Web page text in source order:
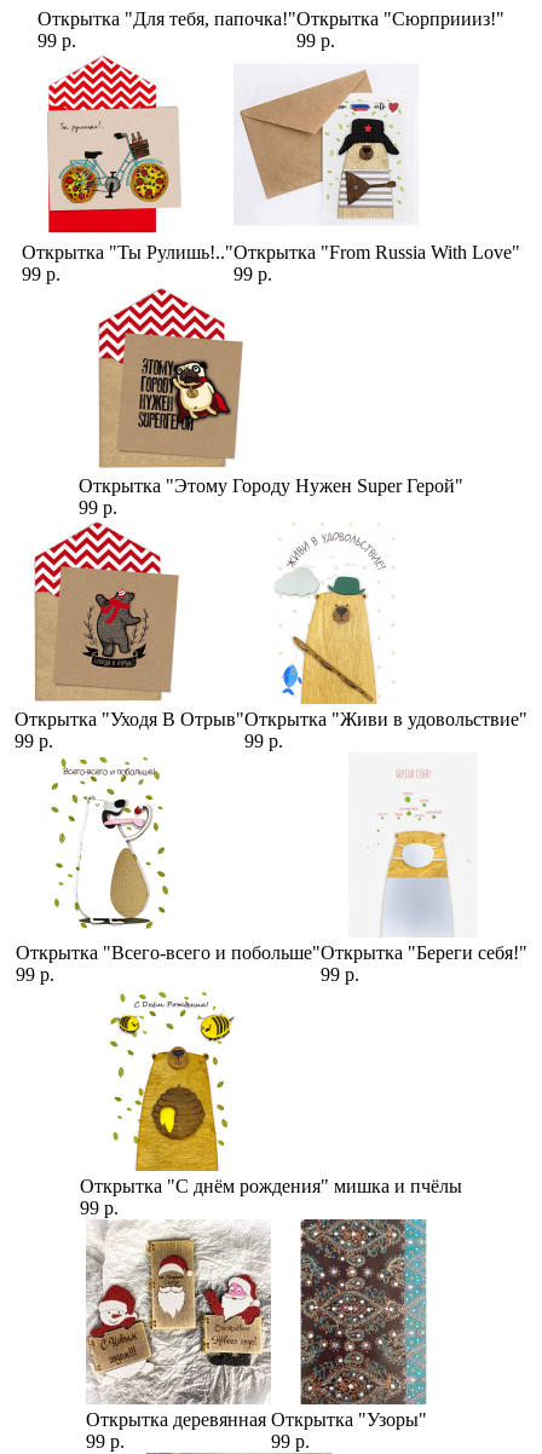
Открытка "Для тебя, папочка!"
99 р.
Открытка "Сюрприииз!"
99 р.
Открытка "Ты Рулишь!.."
99 р.
Открытка "From Russia With Love"
99 р.
Открытка "Этому Городу Нужен Super Герой"
99 р.
Открытка "Уходя В Отрыв"
99 р.
Открытка "Живи в удовольствие"
99 р.
Открытка "Всего-всего и побольше"
99 р.
Открытка "Береги себя!"
99 р.
Открытка "С днём рождения" мишка и пчёлы
99 р.
Открытка деревянная
99 р.
Открытка "Узоры"
99 р.